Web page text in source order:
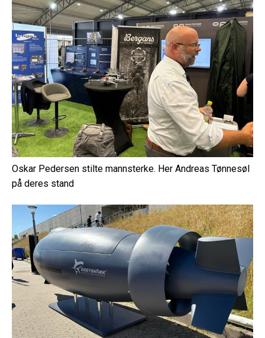
Oskar Pedersen stilte mannsterke. Her Andreas Tønnesøl
på deres stand